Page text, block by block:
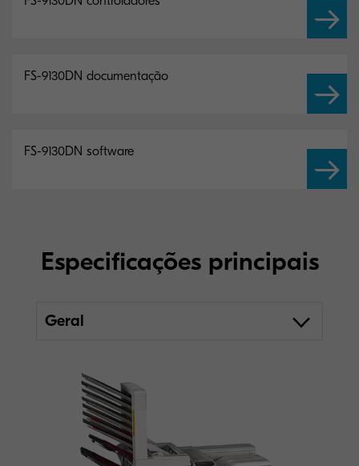
FS-9130DN documentação
FS-9130DN software
Especificações principais
Geral